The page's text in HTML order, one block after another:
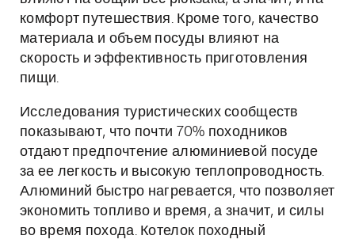
комфорт путешествия. Кроме того, качество
материала и объем посуды влияют на
скорость и эффективность приготовления
пищи.
Исследования туристических сообществ
показывают, что почти 70% походников
отдают предпочтение алюминиевой посуде
за ее легкость и высокую теплопроводность.
Алюминий быстро нагревается, что позволяет
экономить топливо и время, а значит, и силы
во время похода. Котелок походный